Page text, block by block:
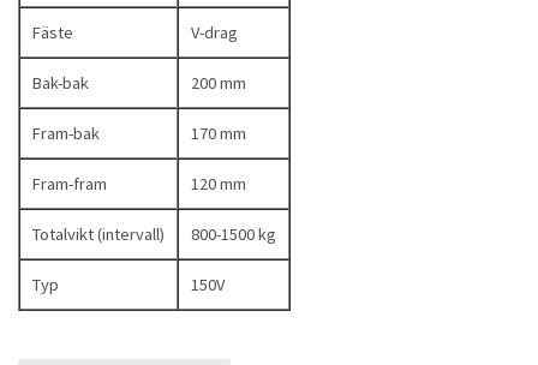
Fäste V-drag
Bak-bak 200 mm
Fram-bak 170 mm
Fram-fram 120 mm
Totalvikt (intervall) 800-1500 kg
Typ 150V